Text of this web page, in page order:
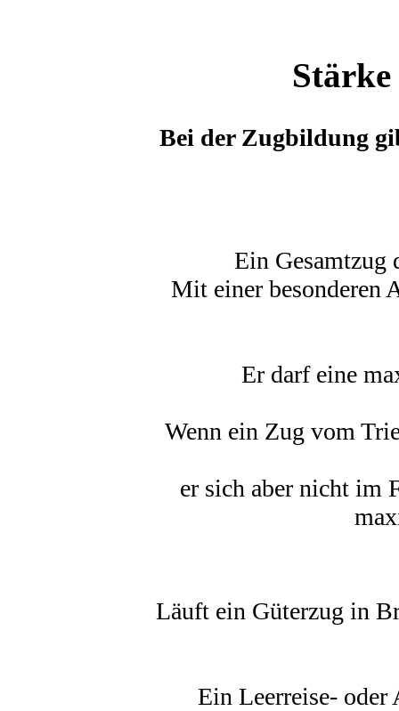
Bei der Zugbildung
Ein
Mit einer besonderen
Er darf eine
Wenn ein Zug vom
er sich aber nicht im
Läuft ein Güterzug in
Ein Leerreise-